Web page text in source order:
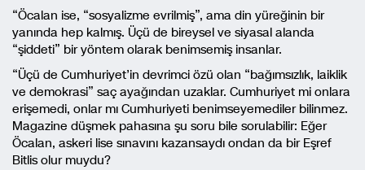
“Öcalan ise, “sosyalizme evrilmiş”, ama din yüreğinin bir
yanında hep kalmış. Üçü de bireysel ve siyasal alanda
“şiddeti” bir yöntem olarak benimsemiş insanlar.
“Üçü de Cumhuriyet’in devrimci özü olan “bağımsızlık, laiklik
ve demokrasi” saç ayağından uzaklar. Cumhuriyet mi onlara
erişemedi, onlar mı Cumhuriyeti benimseyemediler bilinmez.
Magazine düşmek pahasına şu soru bile sorulabilir: Eğer
Öcalan, askeri lise sınavını kazansaydı ondan da bir Eşref
Bitlis olur muydu?